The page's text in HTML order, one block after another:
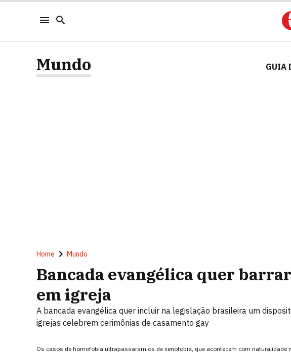
Mundo GUIA
Home Mundo
Bancada evangélica quer
em igreja
A bancada evangélica quer incluir na legislação brasileira um
igrejas celebrem cerimônias de casamento gay
Os casos de homofobia ultrapassaram os de xenofobia, que acontecem com naturalidade